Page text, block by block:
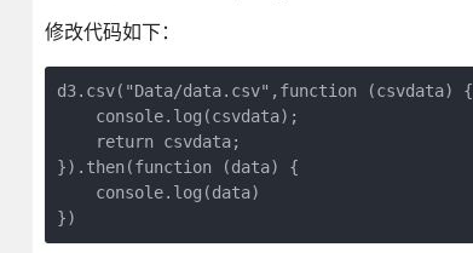
修改代码如下：
d3.csv("Data/data.csv",function (csvdata) {
    console.log(csvdata);
    return csvdata;
}).then(function (data) {
    console.log(data)
})